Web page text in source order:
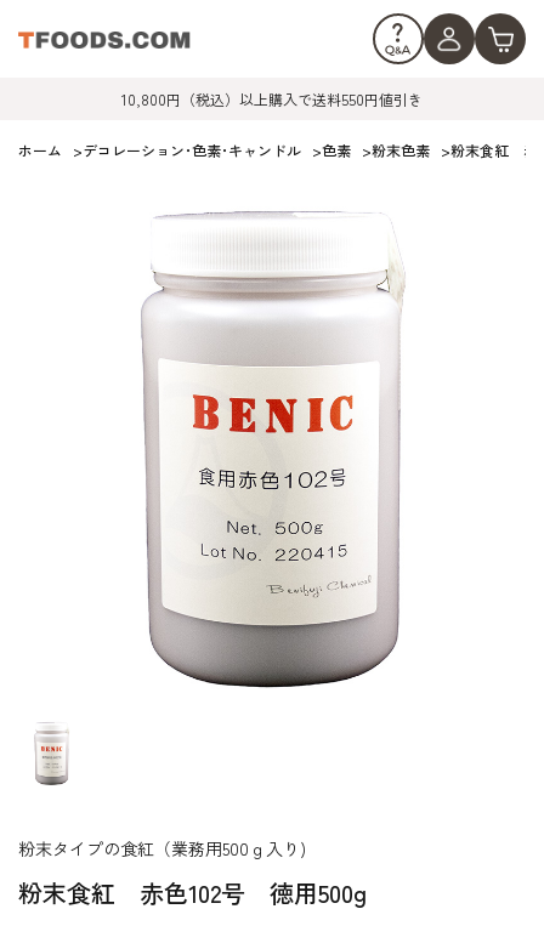
10,800円（税込）以上購入で送料550円値引き
ホーム >デコレーション･色素･キャンドル >色素 >粉末色素 >粉末食紅 赤
粉末食紅 赤色102号 徳用500g
粉末タイプの食紅（業務用500ｇ入り)